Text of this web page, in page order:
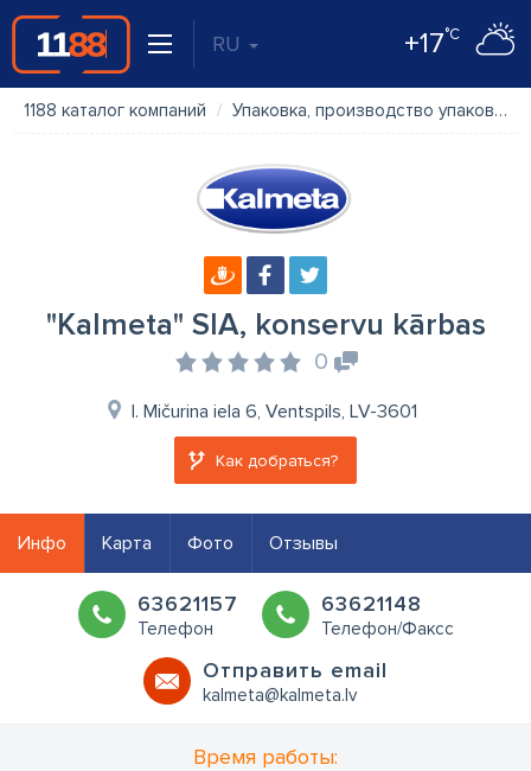
RU +17°C
1188 каталог компаний Упаковка, производство упаковки
"Kalmeta" SIA, konservu kārbas
0
I. Mičurina iela 6, Ventspils, LV-3601
Как добраться?
Инфо Карта Фото Отзывы
63621157
Телефон
63621148
Телефон/Факсс
Oтправить email
kalmeta@kalmeta.lv
Время работы: